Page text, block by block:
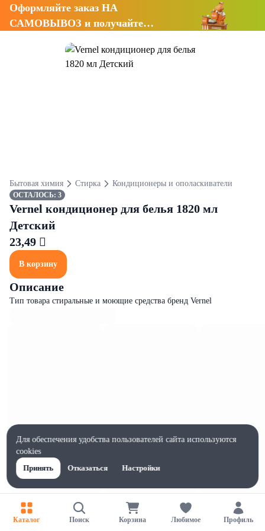
Оформляйте заказ НА
САМОВЫВОЗ и получайте
Бытовая химия Стирка Кондиционеры и ополаскиватели
ОСТАЛОСЬ: 3
Vernel кондиционер для белья 1820 мл
Детский
23,49 
В корзину
Описание
Тип товара стиральные и моющие средства бренд Vernel
Характеристики
Ширина, мм
Каталог Поиск Корзина Любимое Профиль
Для обеспечения удобства пользователей сайта используются
cookies
Принять
Отказаться Настройки